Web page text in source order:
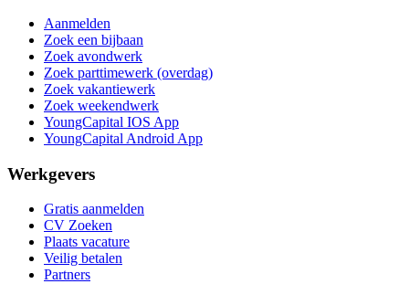
Aanmelden
Zoek een bijbaan
Zoek avondwerk
Zoek parttimewerk (overdag)
Zoek vakantiewerk
Zoek weekendwerk
YoungCapital IOS App
YoungCapital Android App
Werkgevers
Gratis aanmelden
CV Zoeken
Plaats vacature
Veilig betalen
Partners